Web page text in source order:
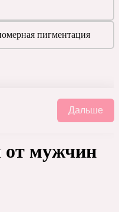
пигментация
Дальше
от мужчин